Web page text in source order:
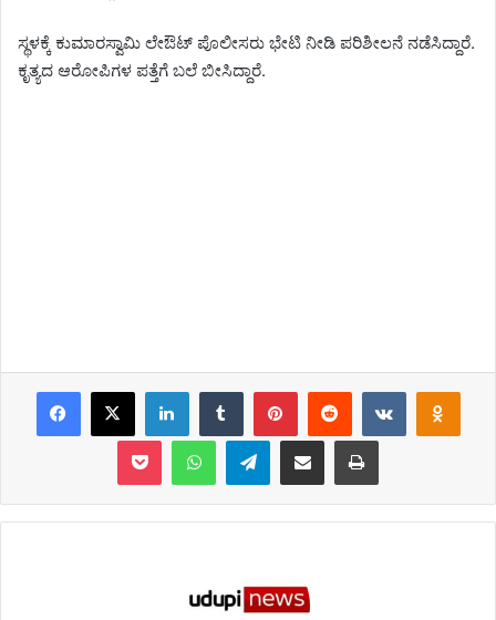
ಸ್ಥಳಕ್ಕೆ ಕುಮಾರಸ್ವಾಮಿ ಲೇಔಟ್ ಪೊಲೀಸರು ಭೇಟಿ ನೀಡಿ ಪರಿಶೀಲನೆ ನಡೆಸಿದ್ದಾರೆ.
ಕೃತ್ಯದ ಆರೋಪಿಗಳ ಪತ್ತೆಗೆ ಬಲೆ ಬೀಸಿದ್ದಾರೆ.
Facebook X LinkedIn Tumblr Pinterest Reddit VKontakte Odnoklassniki
Pocket WhatsApp Telegram Share via Email Print